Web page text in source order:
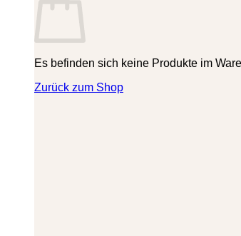
Es befinden sich keine Produkte im
Zurück zum Shop